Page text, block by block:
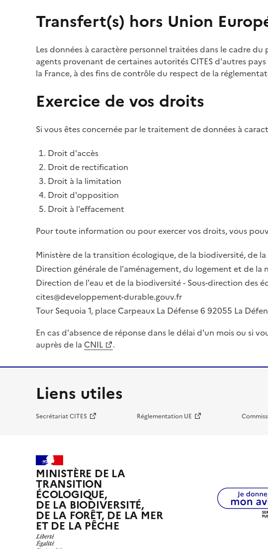
Transfert(s) hors Union
Les données à caractère personnel traitées dans le cadre
agents provenant de certaines autorités CITES d'autres
la France, à des fins de contrôle du respect de la
Exercice de vos droits
Si vous êtes concernée par le traitement de données à
Droit d'accès
Droit de rectification
Droit à la limitation
Droit d'opposition
Droit à l'effacement
Pour toute information ou pour exercer vos droits, vous
Ministère de la transition écologique, de la biodiversité, de
Direction générale de l'aménagement, du logement et de la
Direction de l'eau et de la biodiversité - Sous-direction des
cites@developpement-durable.gouv.fr
Tour Sequoia 1, place Carpeaux La Défense 6 92055 La
En cas d'absence de réponse dans le délai d'un mois ou si
auprès de la CNIL .
Liens utiles
Secrétariat CITES Réglementation UE
MINISTÈRE DE LA
TRANSITION
ÉCOLOGIQUE,
DE LA BIODIVERSITÉ,
DE LA FORÊT, DE LA MER
ET DE LA PÊCHE